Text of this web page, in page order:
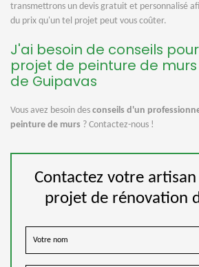
transmettrons un devis gratuit et personnalisé
du prix qu'un tel projet peut vous coûter.
J'ai besoin de conseils
projet de peinture de
de Guipavas
Vous avez besoin des conseils d'un
peinture de murs ? Contactez-nous !
Contactez votre
projet de rénovation